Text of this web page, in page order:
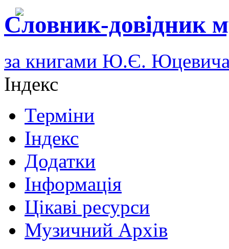
Словник-довідник
за книгами Ю.Є.
Індекс
Терміни
Індекс
Додатки
Інформація
Цікаві ресурси
Музичний Архів